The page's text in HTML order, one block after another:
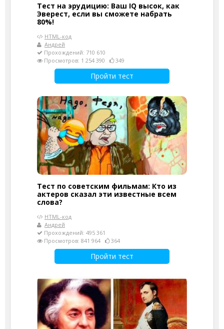
Тест на эрудицию: Ваш IQ высок, как
Эверест, если вы сможете набрать
80%!
HTML-код
Андрей
Прохождений: 710 610
Просмотров: 1 254 390
349
Пройти тест
Тест по советским фильмам: Кто из
актеров сказал эти известные всем
слова?
HTML-код
Андрей
Прохождений: 495 361
Просмотров: 841 964
364
Пройти тест